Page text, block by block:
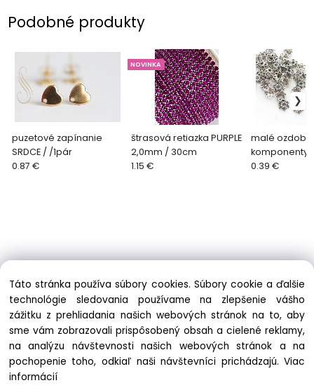
Podobné produkty
puzetové zapínanie
SRDCE / /1pár
0.87 €
štrasová retiazka PURPLE
2,0mm / 30cm
NOVINKA
1.15 €
malé
komponenty
/1bal=10ks
0.39 €
telefon: +421 915 90 88 33
info@soutache.sk
Táto stránka používa súbory cookies. Súbory cookie a ďalšie
technológie sledovania používame na zlepšenie vášho
zážitku z prehliadania našich webových stránok na to, aby
sme vám zobrazovali prispôsobený obsah a cielené reklamy,
na analýzu návštevnosti našich webových stránok a na
pochopenie toho, odkiaľ naši návštevníci prichádzajú.Viac
informácií